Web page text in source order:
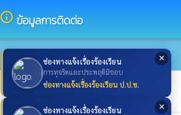
✕
ช่องทางแจ้งเรื่องร้องเรียน
การทุจริตและประพฤติมิชอบ
ช่องทางแจ้งเรื่องร้องเรียน ป.ป.ช.
✕
ช่องทางแจ้งเรื่องร้องเรียน
info_outline ข้อมูลการติดต่อ